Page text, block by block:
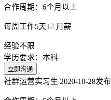
合作周期：6个月以上
每周工作5天 月薪
经验不限
学历要求：本科
立即沟通
社群运营实习生 2020-10-28发布